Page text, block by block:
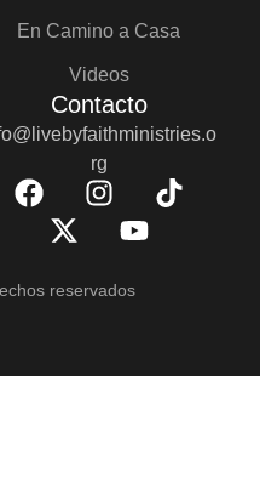
En Camino a Casa
Videos
Contacto
rg
reservados